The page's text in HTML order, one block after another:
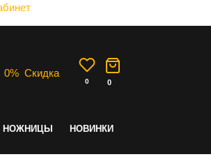
0% Скидка
0 0
НОЖНИЦЫ НОВИНКИ